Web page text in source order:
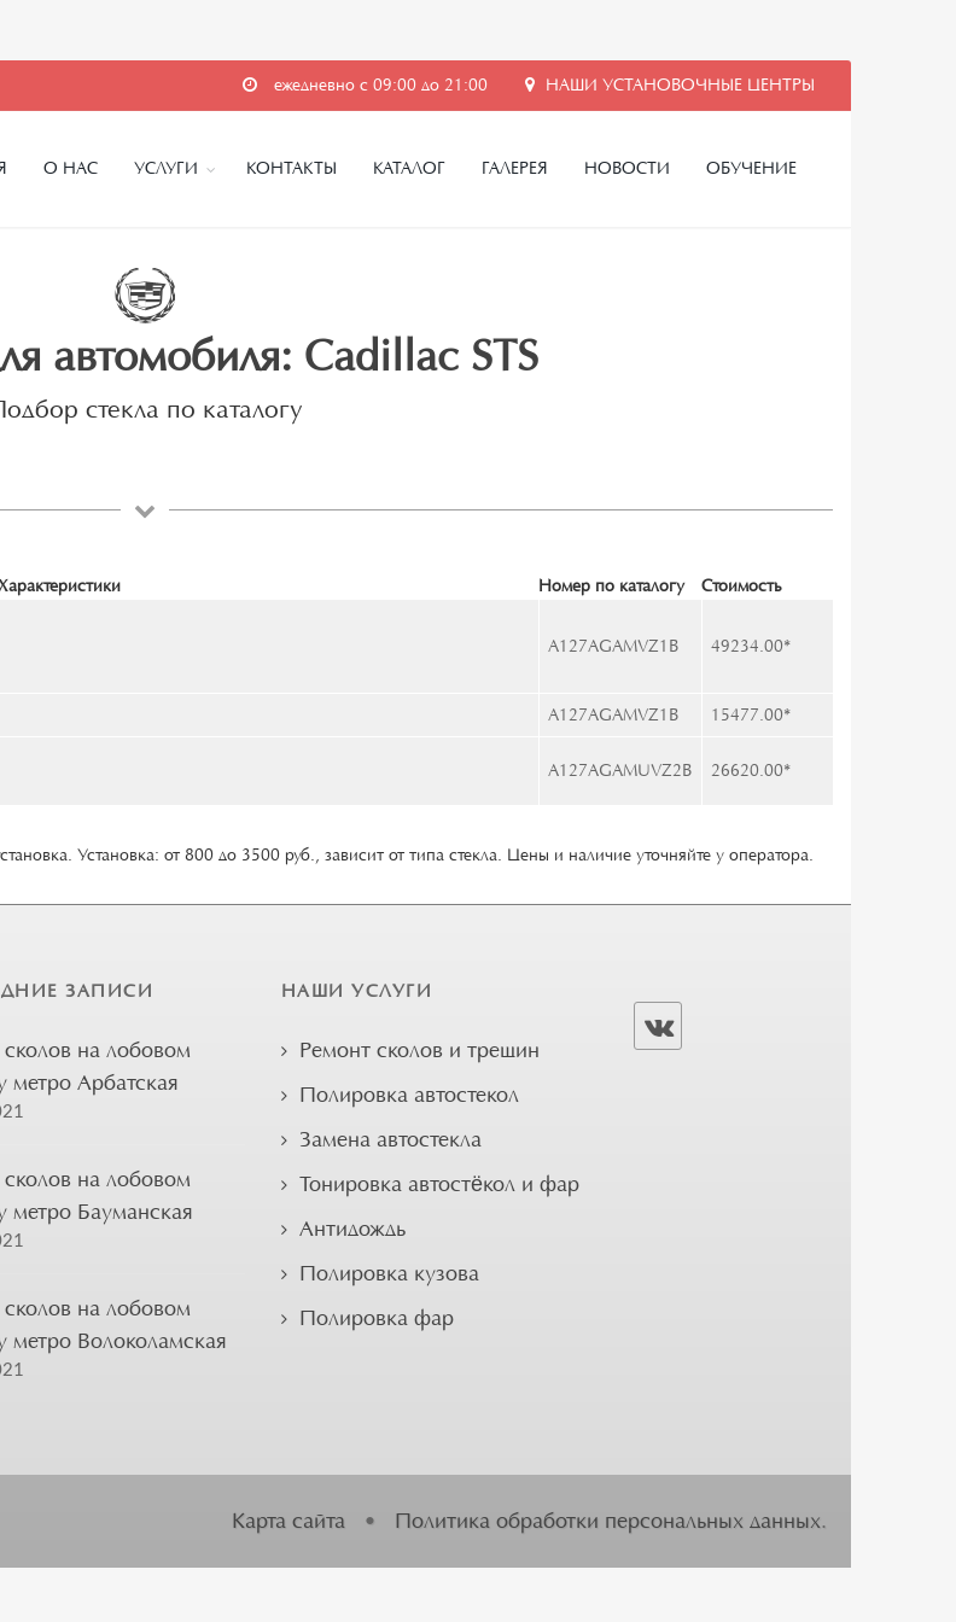
ежедневно с 09:00 до 21:00 НАШИ УСТАНОВОЧНЫЕ ЦЕНТРЫ
О НАС УСЛУГИ КОНТАКТЫ КАТАЛОГ ГАЛЕРЕЯ НОВОСТИ ОБУЧЕНИЕ
автомобиля: Cadillac STS
стекла по каталогу
Номер по каталогу
Стоимость
A127AGAMVZ1B 49234.00*
A127AGAMVZ1B 15477.00*
A127AGAMUVZ2B 26620.00*
Установка: от 800 до 3500 руб., зависит от типа стекла. Цены и наличие уточняйте у оператора.
ЗАПИСИ
на лобовом
метро Арбатская
на лобовом
метро Бауманская
на лобовом
метро Волоколамская
НАШИ УСЛУГИ
Ремонт сколов и трещин
Полировка автостекол
Замена автостекла
Тонировка автостёкол и фар
Антидождь
Полировка кузова
Полировка фар
Карта сайта • Политика обработки персональных данных.